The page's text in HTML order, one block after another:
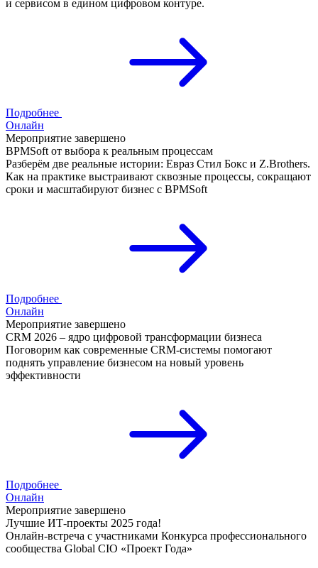
и сервисом в едином цифровом контуре.
Подробнее
Онлайн
Мероприятие завершено
BPMSoft от выбора к реальным процессам
Разберём две реальные истории: Евраз Стил Бокс и Z.Brothers.
Как на практике выстраивают сквозные процессы, сокращают
сроки и масштабируют бизнес с BPMSoft
Подробнее
Онлайн
Мероприятие завершено
CRM 2026 – ядро цифровой трансформации бизнеса
Поговорим как современные CRM-системы помогают
поднять управление бизнесом на новый уровень
эффективности
Подробнее
Онлайн
Мероприятие завершено
Лучшие ИТ-проекты 2025 года!
Онлайн-встреча с участниками Конкурса профессионального
сообщества Global CIO «Проект Года»